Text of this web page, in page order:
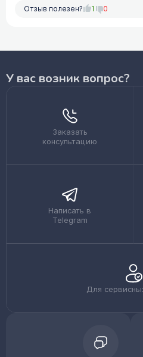
Отзыв полезен? 1 0
У вас возник вопрос?
Заказать
консультацию
Написать в
Telegram
Для